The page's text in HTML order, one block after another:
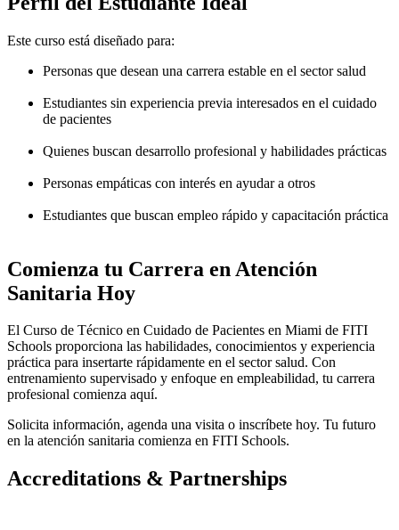
Este curso está diseñado para:
Personas que desean una carrera estable en el sector salud
Estudiantes sin experiencia previa interesados en el cuidado
de pacientes
Quienes buscan desarrollo profesional y habilidades prácticas
Personas empáticas con interés en ayudar a otros
Estudiantes que buscan empleo rápido y capacitación práctica
Comienza tu Carrera en Atención
Sanitaria Hoy
El Curso de Técnico en Cuidado de Pacientes en Miami de FITI
Schools proporciona las habilidades, conocimientos y experiencia
práctica para insertarte rápidamente en el sector salud. Con
entrenamiento supervisado y enfoque en empleabilidad, tu carrera
profesional comienza aquí.
Solicita información, agenda una visita o inscríbete hoy. Tu futuro
en la atención sanitaria comienza en FITI Schools.
Accreditations & Partnerships